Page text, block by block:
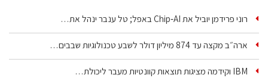
רוני פרידמן יוביל את Chip‑AI באפל; טל ענבר ינהל את…
ארה״ב מקצה עד 874 מיליון דולר לשבע טכנולוגיות שבבים…
IBM וקידמה מציגות תוצאות קוונטיות מעבר ליכולת…